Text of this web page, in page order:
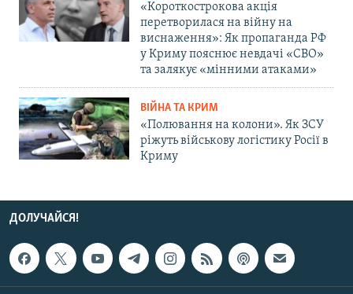
«Короткострокова акція
перетворилася на війну на
виснаження»: Як пропаганда РФ
у Криму пояснює невдачі «СВО»
та залякує «мінними атаками»
ВІЙНА ТА КРИМ
«Полювання на колони». Як ЗСУ
ріжуть військову логістику Росії в
Криму
ДОЛУЧАЙСЯ!